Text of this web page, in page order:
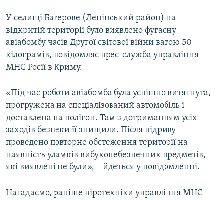
Усі сайти RFE/RL
У селищі Багерове (Ленінський район) на
відкритій території було виявлено фугасну
авіабомбу часів Другої світової війни вагою 50
кілограмів, повідомляє прес-служба управління
МНС Росії в Криму.
«Під час роботи авіабомба була успішно витягнута,
прогружена на спеціалізований автомобіль і
доставлена на полігон. Там з дотриманням усіх
заходів безпеки її знищили. Після підриву
проведено повторне обстеження території на
наявність уламків вибухонебезпечних предметів,
які виявлені не були», – йдеться у повідомленні.
Нагадаємо, раніше піротехніки управління МНС